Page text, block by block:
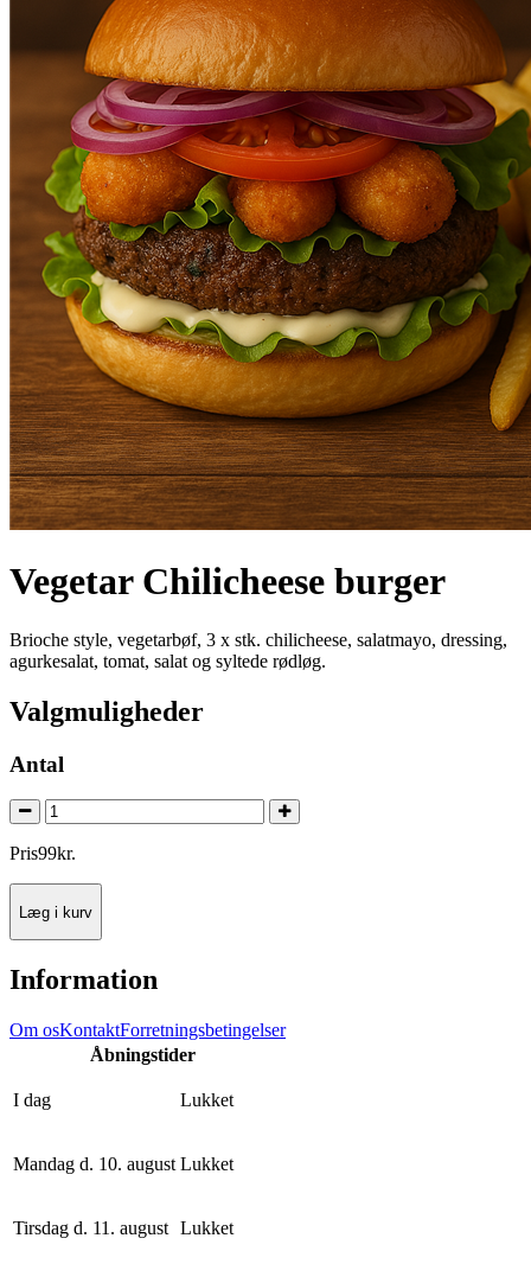
Vegetar Chilicheese burger
Brioche style, vegetarbøf, 3 x stk. chilicheese, salatmayo, dressing,
agurkesalat, tomat, salat og syltede rødløg.
Valgmuligheder
Antal
Pris99kr.
Læg i kurv
Information
Om osKontaktForretningsbetingelser
Åbningstider
I dag Lukket
Mandag d. 10. august Lukket
Tirsdag d. 11. august Lukket